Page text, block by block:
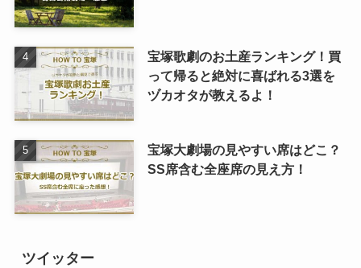
宝塚歌劇のお土産ランキング！買
って帰ると絶対に喜ばれる3選を
ヅカオタが教えるよ！
宝塚大劇場の見やすい席はどこ？
SS席含む全座席の見え方！
ツイッター